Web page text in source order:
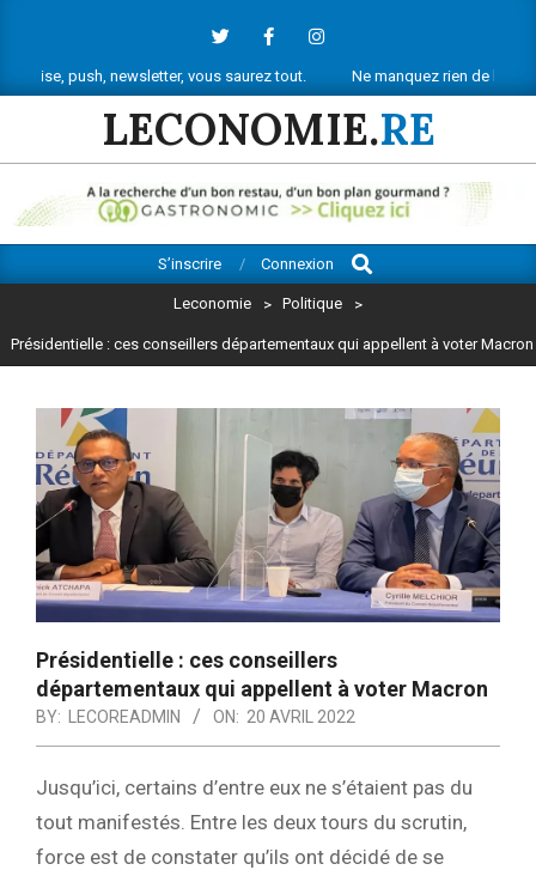
contentnewsletter, vous saurez tout. Ne manquez rien de l’actu
LECONOMIE.RE
Navigation
S’inscrire Connexion
Search
Leconomie > Politique >
Présidentielle : ces conseillers départementaux qui appellent à voter Macron
Présidentielle : ces conseillers
départementaux qui appellent à voter Macron
BY: LECOREADMIN ON: 20 AVRIL 2022
Jusqu’ici, certains d’entre eux ne s’étaient pas du
tout manifestés. Entre les deux tours du scrutin,
force est de constater qu’ils ont décidé de se